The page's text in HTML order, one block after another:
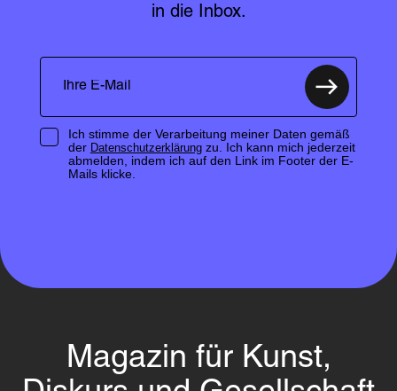
in die Inbox.
Ich stimme der Verarbeitung meiner Daten gemäß
der Datenschutzerklärungzu. Ich kann mich jederzeit
abmelden, indem ich auf den Link im Footer der E-
Mails klicke.
Magazin für Kunst,